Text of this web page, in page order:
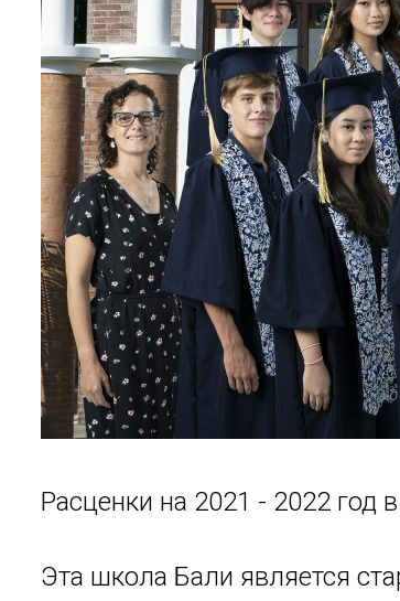
Расценки на 2021 - 2022 год
Эта школа Бали является